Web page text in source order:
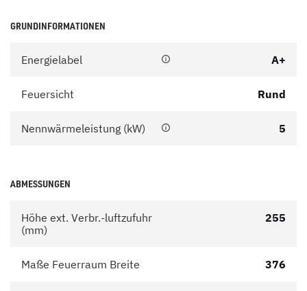
GRUNDINFORMATIONEN
Energielabel A+
Feuersicht Rund
Nennwärmeleistung (kW) 5
ABMESSUNGEN
Höhe ext. Verbr.-luftzufuhr
(mm)
255
Maße Feuerraum Breite 376